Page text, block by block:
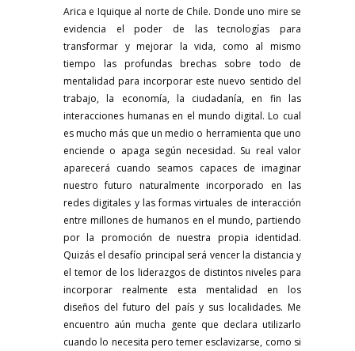
Arica e Iquique al norte de Chile. Donde uno mire se
evidencia el poder de las tecnologías para
transformar y mejorar la vida, como al mismo
tiempo las profundas brechas sobre todo de
mentalidad para incorporar este nuevo sentido del
trabajo,la economía, la ciudadanía, en fin las
interacciones humanas en el mundo digital. Lo cual
es mucho más que un medio o herramienta que uno
enciende o apaga según necesidad. Su real valor
aparecerá cuando seamos capaces de imaginar
nuestro futuro naturalmente incorporado en las
redes digitales y las formas virtuales de interacción
entre millones de humanos en el mundo, partiendo
por la promoción de nuestra propia identidad.
Quizás el desafío principal será vencer la distancia y
el temor de los liderazgos de distintos niveles para
incorporar realmente esta mentalidad en los
diseños del futuro del país y sus localidades. Me
encuentro aún mucha gente que declara utilizarlo
cuando lo necesita pero temer esclavizarse, como si